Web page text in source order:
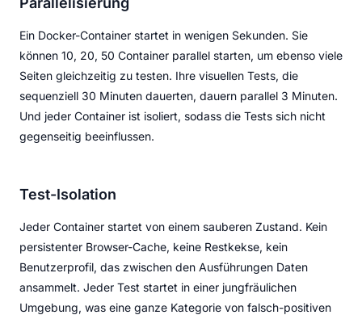
Ein Docker-Container startet in wenigen Sekunden. Sie
können 10, 20, 50 Container parallel starten, um ebenso viele
Seiten gleichzeitig zu testen. Ihre visuellen Tests, die
sequenziell 30 Minuten dauerten, dauern parallel 3 Minuten.
Und jeder Container ist isoliert, sodass die Tests sich nicht
gegenseitig beeinflussen.
Test-Isolation
Jeder Container startet von einem sauberen Zustand. Kein
persistenter Browser-Cache, keine Restkekse, kein
Benutzerprofil, das zwischen den Ausführungen Daten
ansammelt. Jeder Test startet in einer jungfräulichen
Umgebung, was eine ganze Kategorie von falsch-positiven